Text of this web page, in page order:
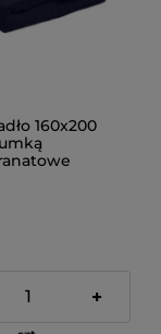
160x200
+